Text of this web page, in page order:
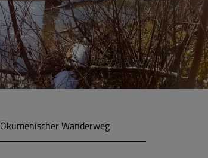
Ökumenischer Wanderweg